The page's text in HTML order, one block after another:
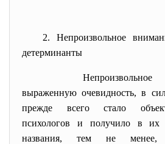
2. Непроизвольное
детерминанты
Непроизвольное
выраженную очевидность, в
прежде всего стало
психологов и получило в их
названия, тем не менее,